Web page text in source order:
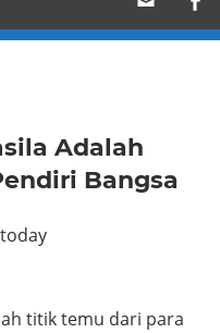
Adalah
Bangsa
titik temu dari para